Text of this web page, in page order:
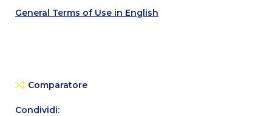
General Terms of Use in English
Comparatore
Condividi: